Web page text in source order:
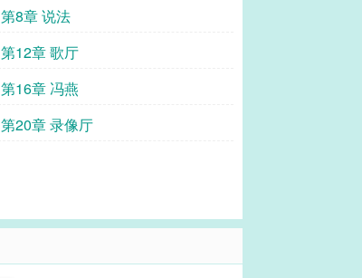
第8章 说法
第12章 歌厅
第16章 冯燕
第20章 录像厅